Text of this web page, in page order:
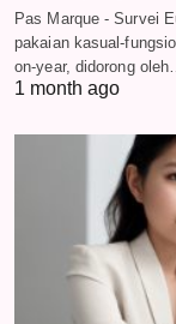
Pas Marque - Survei
pakaian kasual-
on-year, didorong oleh…
1 month ago